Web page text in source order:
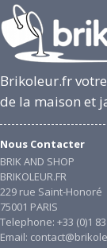
Brikoleur.fr
de la maison et
Nous Contacter
BRIK AND SHOP
BRIKOLEUR.FR
229 rue Saint-Honoré
75001 PARIS
Telephone: +33 (0)1
Email: